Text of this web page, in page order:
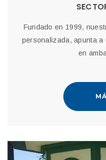
Fundado en 1999,
personalizada, apunta a
en